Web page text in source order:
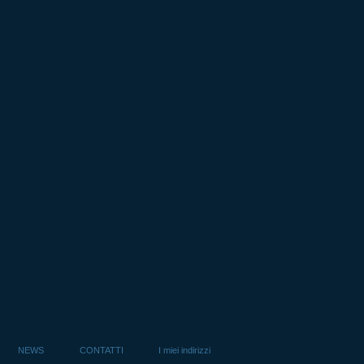
NEWS CONTATTI I miei indirizzi